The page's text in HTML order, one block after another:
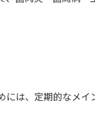
には、定期的なメイ